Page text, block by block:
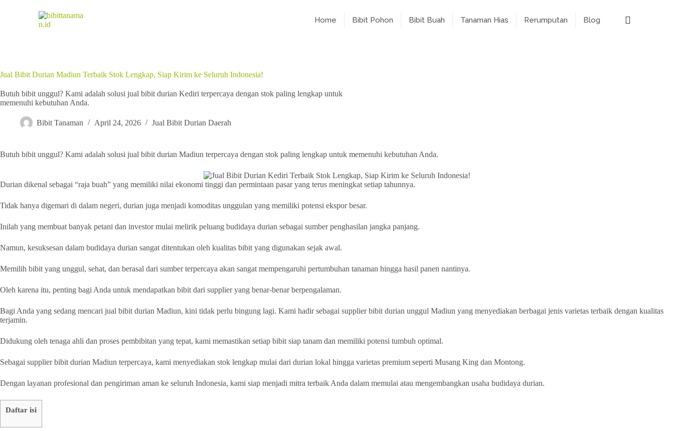
Home Bibit Pohon Bibit Buah Tanaman Hias Rerumputan Blog
Jual Bibit Durian Madiun Terbaik Stok Lengkap, Siap Kirim ke Seluruh Indonesia!
Butuh bibit unggul? Kami adalah solusi jual bibit durian Kediri terpercaya dengan stok paling lengkap untuk
memenuhi kebutuhan Anda.
Bibit Tanaman April 24, 2026 Jual Bibit Durian Daerah
Butuh bibit unggul? Kami adalah solusi jual bibit durian Madiun terpercaya dengan stok paling lengkap untuk memenuhi kebutuhan Anda.
Durian dikenal sebagai “raja buah” yang memiliki nilai ekonomi tinggi dan permintaan pasar yang terus meningkat setiap tahunnya.
Tidak hanya digemari di dalam negeri, durian juga menjadi komoditas unggulan yang memiliki potensi ekspor besar.
Inilah yang membuat banyak petani dan investor mulai melirik peluang budidaya durian sebagai sumber penghasilan jangka panjang.
Namun, kesuksesan dalam budidaya durian sangat ditentukan oleh kualitas bibit yang digunakan sejak awal.
Memilih bibit yang unggul, sehat, dan berasal dari sumber terpercaya akan sangat mempengaruhi pertumbuhan tanaman hingga hasil panen nantinya.
Oleh karena itu, penting bagi Anda untuk mendapatkan bibit dari supplier yang benar-benar berpengalaman.
Bagi Anda yang sedang mencari jual bibit durian Madiun, kini tidak perlu bingung lagi. Kami hadir sebagai supplier bibit durian unggul Madiun yang menyediakan berbagai jenis varietas terbaik dengan kualitas
terjamin.
Didukung oleh tenaga ahli dan proses pembibitan yang tepat, kami memastikan setiap bibit siap tanam dan memiliki potensi tumbuh optimal.
Sebagai supplier bibit durian Madiun terpercaya, kami menyediakan stok lengkap mulai dari durian lokal hingga varietas premium seperti Musang King dan Montong.
Dengan layanan profesional dan pengiriman aman ke seluruh Indonesia, kami siap menjadi mitra terbaik Anda dalam memulai atau mengembangkan usaha budidaya durian.
Daftar isi